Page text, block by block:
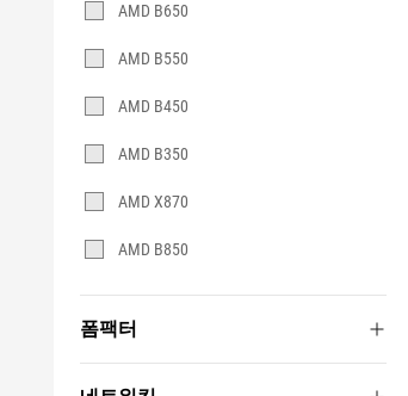
AMD B650
AMD B550
AMD B450
AMD B350
AMD X870
AMD B850
폼팩터